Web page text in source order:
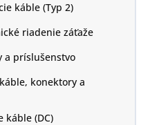
káble (Typ 2)
riadenie záťaže
a príslušenstvo
konektory a
káble (DC)